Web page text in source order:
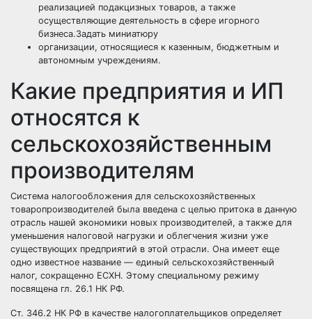
реализацией подакцизных товаров, а также
осуществляющие деятельность в сфере игорного
бизнеса.Задать миниатюру
организации, относящиеся к казенным, бюджетным и
автономным учреждениям.
Какие предприятия и ИП
относятся к
сельскохозяйственным
производителям
Система налогообложения для сельскохозяйственных
товаропроизводителей была введена с целью притока в данную
отрасль нашей экономики новых производителей, а также для
уменьшения налоговой нагрузки и облегчения жизни уже
существующих предприятий в этой отрасли. Она имеет еще
одно известное название — единый сельскохозяйственный
налог, сокращенно ЕСХН. Этому специальному режиму
посвящена гл. 26.1 НК РФ.
Ст. 346.2 НК РФ в качестве налогоплательщиков определяет